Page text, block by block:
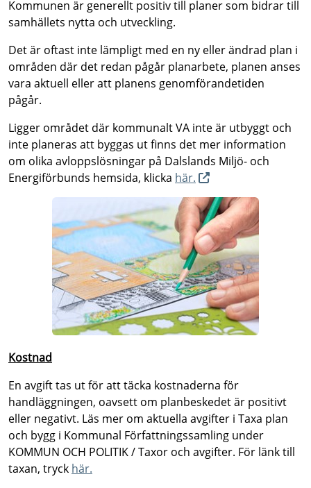
Kommunen är generellt positiv till planer som bidrar till
samhällets nytta och utveckling.
Det är oftast inte lämpligt med en ny eller ändrad plan i
områden där det redan pågår planarbete, planen anses
vara aktuell eller att planens genomförandetiden
pågår.
Ligger området där kommunalt VA inte är utbyggt och
inte planeras att byggas ut finns det mer information
om olika avloppslösningar på Dalslands Miljö- och
Energiförbunds hemsida, klicka här.
Kostnad
En avgift tas ut för att täcka kostnaderna för
handläggningen, oavsett om planbeskedet är positivt
eller negativt. Läs mer om aktuella avgifter i Taxa plan
och bygg i Kommunal Författningssamling under
KOMMUN OCH POLITIK / Taxor och avgifter. För länk till
taxan, tryck här.